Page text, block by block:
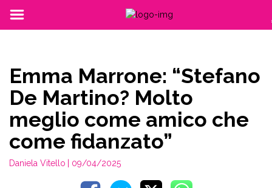
Emma Marrone: “Stefano
De Martino? Molto
meglio come amico che
come fidanzato”
Daniela Vitello | 09/04/2025